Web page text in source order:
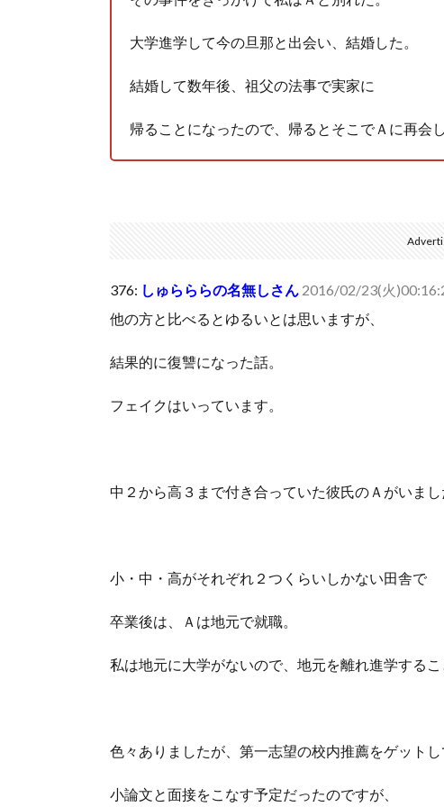
大学進学して今の旦那と出会い、結婚した。
結婚して数年後、祖父の法事で実家に
帰ることになったので、帰るとそこでＡに再会
376: しゅらららの名無しさん 2016/02/23(火
他の方と比べるとゆるいとは思いますが、
結果的に復讐になった話。
フェイクはいっています。
中２から高３まで付き合っていた彼氏のＡがいまし
小・中・高がそれぞれ２つくらいしかない田舎で
卒業後は、Ａは地元で就職。
私は地元に大学がないので、地元を離れ進学するこ
色々ありましたが、第一志望の校内推薦をゲットし
小論文と面接をこなす予定だったのですが、